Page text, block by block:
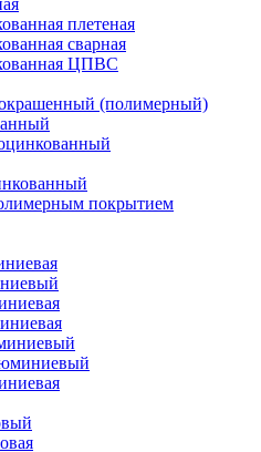
плетеная
сварная
ЦПВС
(полимерный)
покрытием